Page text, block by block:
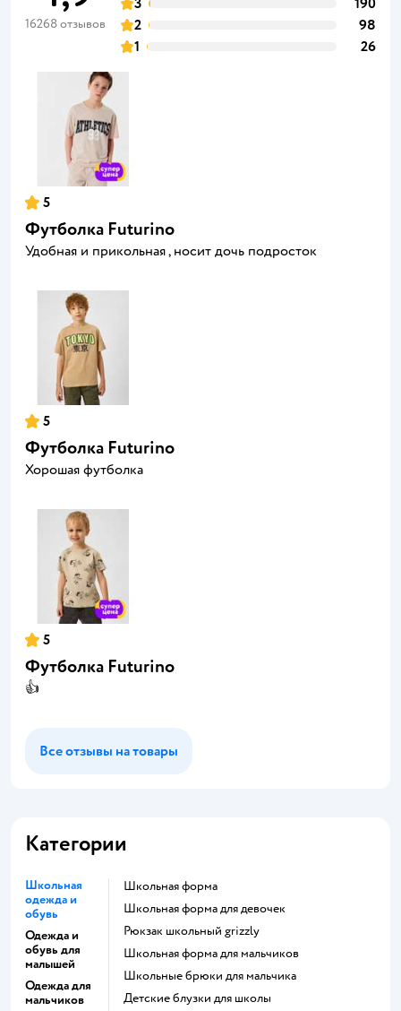
16268 отзывов
2
98
1
26
5
Футболка Futurino
Удобная и прикольная , носит дочь подросток
5
Футболка Futurino
Хорошая футболка
5
Футболка Futurino
👍
Все отзывы на товары
Категории
Школьная
одежда и
обувь
Одежда и
обувь для
малышей
Одежда для
мальчиков
Школьная форма
Школьная форма для девочек
Рюкзак школьный grizzly
Школьная форма для мальчиков
Школьные брюки для мальчика
Детские блузки для школы